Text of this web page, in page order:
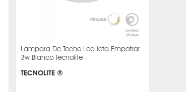
Lampara De Techo Led Iota Empotrar
3w Blanco Tecnolite -
TECNOLITE ®